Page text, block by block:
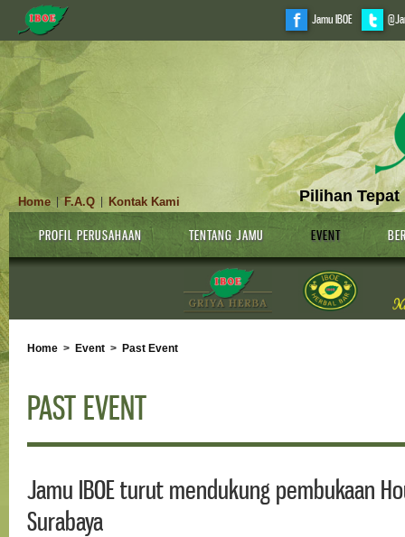
Jamu IBOE
Pilihan Tepat
Home |F.A.Q Kontak Kami
PROFIL PERUSAHAAN TENTANG JAMU EVENT
Home > Event > Past Event
PAST EVENT
Jamu IBOE turut mendukung pembukaan
Surabaya